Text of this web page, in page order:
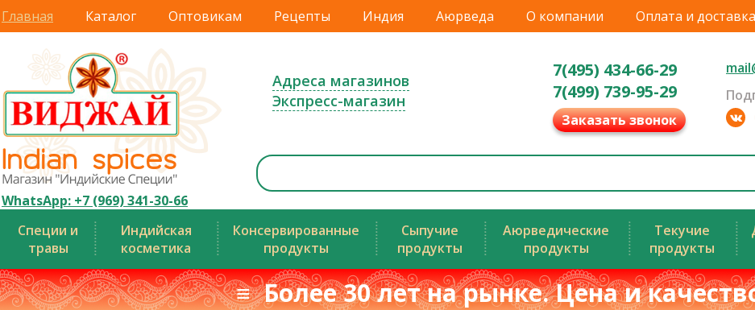
Главная Каталог Оптовикам Рецепты Индия Аюрведа О компании Оплата и доставка
WhatsApp: +7 (969) 341-30-66
Адреса магазинов
Экспресс-магазин
7(495) 434-66-29
7(499) 739-95-29
Заказать звонок
Специи и
травы
Индийская
косметика
Консервированные
продукты
Сыпучие
продукты
Аюрведические
продукты
Текучие
продукты
≡ Более 30 лет на рынке. Цена и